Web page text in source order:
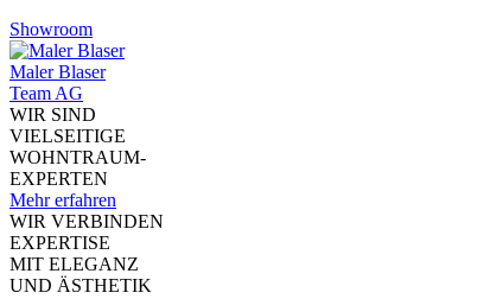
Showroom
Maler Blaser
Team AG
WIR SIND
VIELSEITIGE
WOHNTRAUM-
EXPERTEN
Mehr erfahren
WIR VERBINDEN
EXPERTISE
MIT ELEGANZ
UND ÄSTHETIK